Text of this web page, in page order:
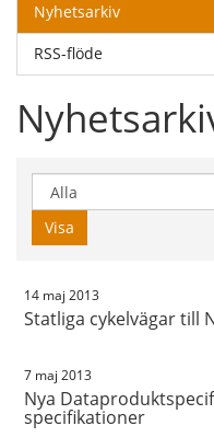
Nyhetsarkiv
RSS-flöde
Visa
14 maj 2013
Statliga cykelvägar till
7 maj 2013
Nya
specifikationer